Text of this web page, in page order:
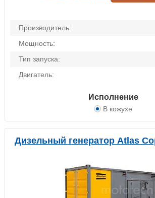
Производитель:
Мощность:
Тип запуска:
Двигатель:
Исполнение
В кожухе
Дизельный генератор Atlas